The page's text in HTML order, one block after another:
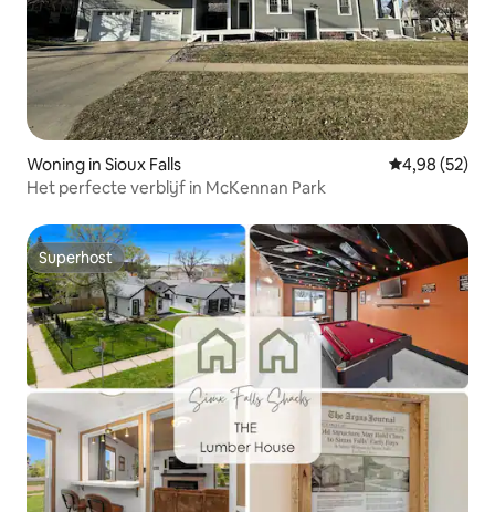
Woning in Sioux Falls Gemiddelde
4,98 (52)
Het perfecte verblijf in McKennan Park
Superhost
Superhost